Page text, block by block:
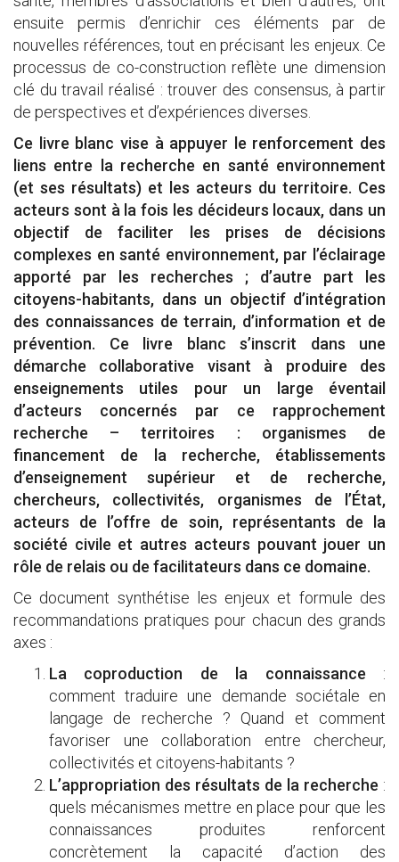
ensuite permis d’enrichir ces éléments par de
nouvelles références, tout en précisant les enjeux. Ce
processus de co-construction reflète une dimension
clé du travail réalisé : trouver des consensus, à partir
de perspectives et d’expériences diverses.
Ce livre blanc vise à appuyer le renforcement des
liens entre la recherche en santé environnement
(et ses résultats) et les acteurs du territoire. Ces
acteurs sont à la fois les décideurs locaux, dans un
objectif de faciliter les prises de décisions
complexes en santé environnement, par l’éclairage
apporté par les recherches ; d’autre part les
citoyens-habitants, dans un objectif d’intégration
des connaissances de terrain, d’information et de
prévention. Ce livre blanc s’inscrit dans une
démarche collaborative visant à produire des
enseignements utiles pour un large éventail
d’acteurs concernés par ce rapprochement
recherche – territoires : organismes de
financement de la recherche, établissements
d’enseignement supérieur et de recherche,
chercheurs, collectivités, organismes de l’État,
acteurs de l’offre de soin, représentants de la
société civile et autres acteurs pouvant jouer un
rôle de relais ou de facilitateurs dans ce domaine.
Ce document synthétise les enjeux et formule des
recommandations pratiques pour chacun des grands
axes :
La coproduction de la connaissance :
comment traduire une demande sociétale en
langage de recherche ? Quand et comment
favoriser une collaboration entre chercheur,
collectivités et citoyens-habitants ?
L’appropriation des résultats de la recherche :
quels mécanismes mettre en place pour que les
connaissances produites renforcent
concrètement la capacité d’action des